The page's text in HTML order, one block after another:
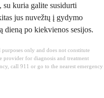
su kuria galite susidurti
jus nuvežtų į gydymo
dieną po kiekvienos sesijos.
only and does not constitute
provider for diagnosis and treatment
call 911 or go to the nearest emergency